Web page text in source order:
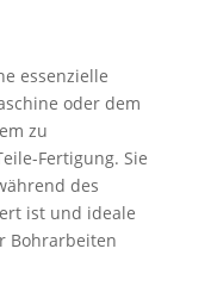
essenzielle
oder dem
zu
Fertigung. Sie
des
ist und ideale
Bohrarbeiten